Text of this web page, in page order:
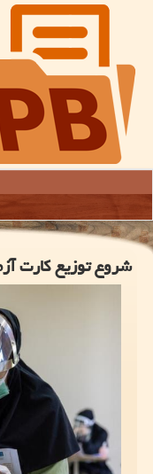
شروع توزیع كارت